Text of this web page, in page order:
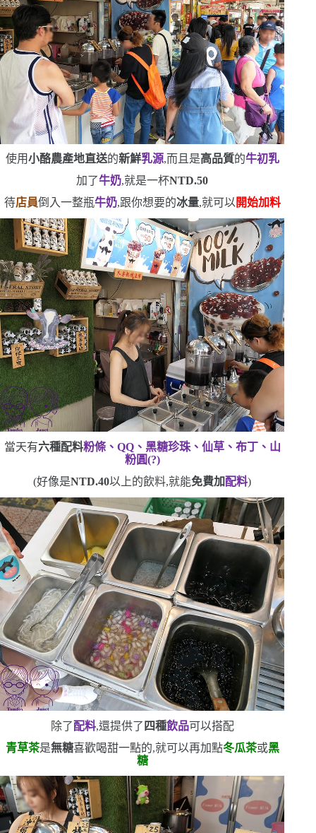
使用小酪農產地直送的新鮮乳源,而且是高品質的牛初乳
加了牛奶,就是一杯NTD.50
待店員倒入一整瓶牛奶,跟你想要的冰量,就可以 開始加料
當天有六種配料粉條、 QQ、黑糖珍珠、仙草、布丁、山
粉圓(?)
(好像是NTD.40以上的飲料,就能免費加配料)
除了配料,還提供了 四種飲品可以搭配
青草茶是無糖喜歡喝甜一點的,就可以再加點冬瓜茶或黑
糖